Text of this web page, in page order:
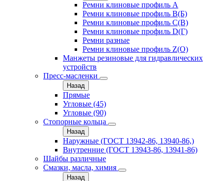
Ремни клиновые профиль A
Ремни клиновые профиль B(Б)
Ремни клиновые профиль C(В)
Ремни клиновые профиль D(Г)
Ремни разные
Ремни клиновые профиль Z(О)
Манжеты резиновые для гидравлических
устройств
Пресс-масленки
Назад
Прямые
Угловые (45)
Угловые (90)
Стопорные кольца
Назад
Наружные (ГОСТ 13942-86, 13940-86,)
Внутренние (ГОСТ 13943-86, 13941-86)
Шайбы различные
Смазки, масла, химия
Назад